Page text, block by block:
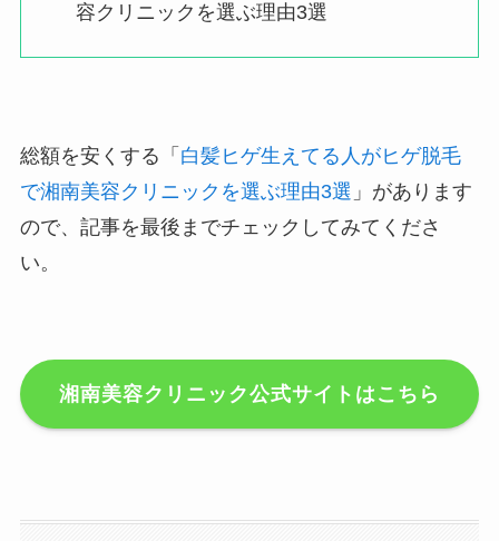
容クリニックを選ぶ理由3選
総額を安くする「 白髪ヒゲ生えてる人がヒゲ脱毛
で湘南美容クリニックを選ぶ理由3選 」があります
ので、記事を最後までチェックしてみてくださ
い。
湘南美容クリニック公式サイトはこちら